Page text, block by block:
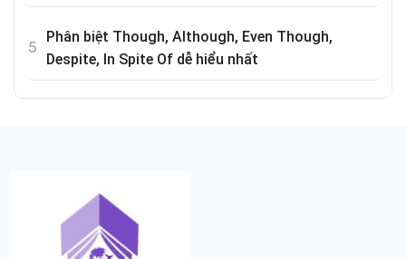
Phân biệt Though, Although, Even Though,
Despite, In Spite Of dễ hiểu nhất